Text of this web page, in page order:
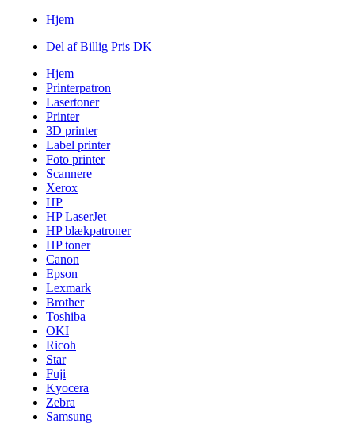
Hjem
Del af Billig Pris DK
Hjem
Printerpatron
Lasertoner
Printer
3D printer
Label printer
Foto printer
Scannere
Xerox
HP
HP LaserJet
HP blækpatroner
HP toner
Canon
Epson
Lexmark
Brother
Toshiba
OKI
Ricoh
Star
Fuji
Kyocera
Zebra
Samsung